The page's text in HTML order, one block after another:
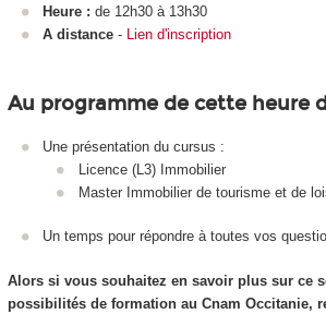
Heure : de 12h30 à 13h30
A distance - Lien d'inscription
Au programme de cette heure
Une présentation du cursus :
Licence (L3) Immobilier
Master Immobilier de tourisme et de
Un temps pour répondre à toutes vos
Alors si vous souhaitez en savoir plus sur ce
possibilités de formation au Cnam Occitanie,